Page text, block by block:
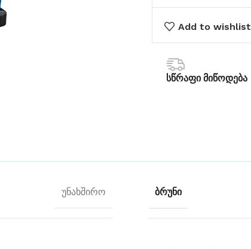
ხერხი
Add to wishlist
სწრაფი მიწოდება
უნახშირო ᲑᲠᲣᲜᲘ